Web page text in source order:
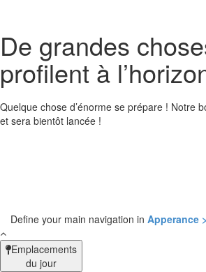
De grandes
profilent à
Quelque chose d’énorme se prépare ! Notre
et sera bientôt lancée !
Define your main navigation in Apperance
Emplacements
du jour